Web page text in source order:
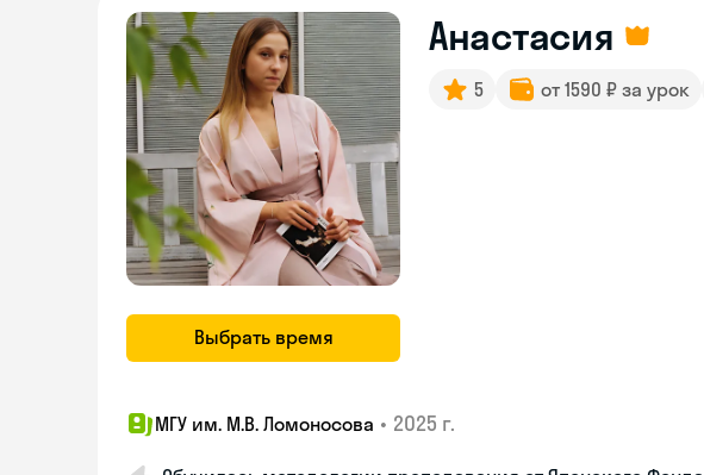
Выбрать время
Анастасия
5 от 1590 ₽ за урок
МГУ им. М.В. Ломоносова • 2025 г.